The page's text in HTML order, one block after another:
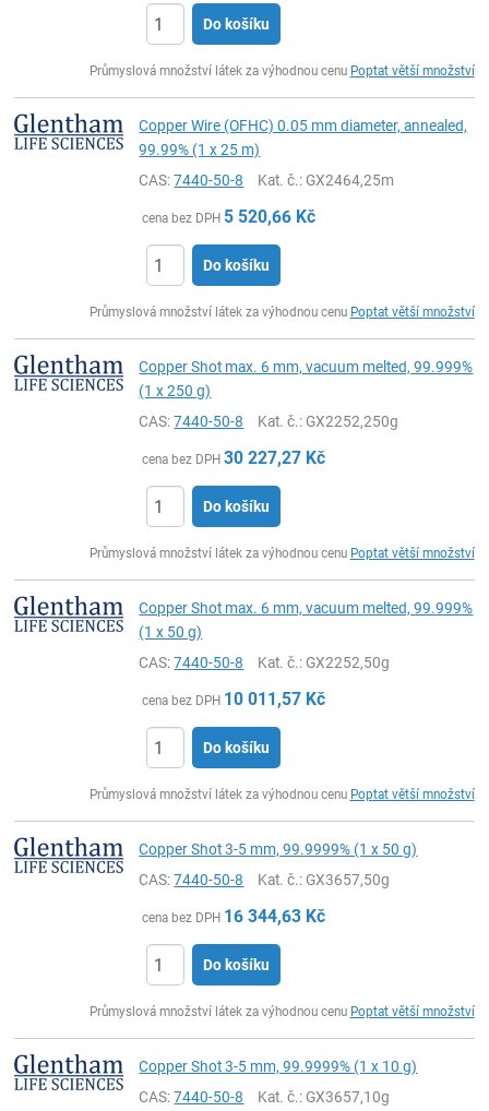
Do košíku
Průmyslová množství látek za výhodnou cenu Poptat větší množství
Copper Wire (OFHC) 0.05 mm diameter, annealed,
99.99% (1 x 25 m)
CAS:7440-50-8 Kat. č.: GX2464,25m
cena bez DPH 5 520,66 Kč
Do košíku
Průmyslová množství látek za výhodnou cenu Poptat větší množství
Copper Shot max. 6 mm, vacuum melted, 99.999%
(1 x 250 g)
CAS:7440-50-8 Kat. č.: GX2252,250g
cena bez DPH 30 227,27 Kč
Do košíku
Průmyslová množství látek za výhodnou cenu Poptat větší množství
Copper Shot max. 6 mm, vacuum melted, 99.999%
(1 x 50 g)
CAS:7440-50-8 Kat. č.: GX2252,50g
cena bez DPH 10 011,57 Kč
Do košíku
Průmyslová množství látek za výhodnou cenu Poptat větší množství
Copper Shot 3-5 mm, 99.9999% (1 x 50 g)
CAS:7440-50-8 Kat. č.: GX3657,50g
cena bez DPH 16 344,63 Kč
Do košíku
Průmyslová množství látek za výhodnou cenu Poptat větší množství
Copper Shot 3-5 mm, 99.9999% (1 x 10 g)
CAS:7440-50-8 Kat. č.: GX3657,10g